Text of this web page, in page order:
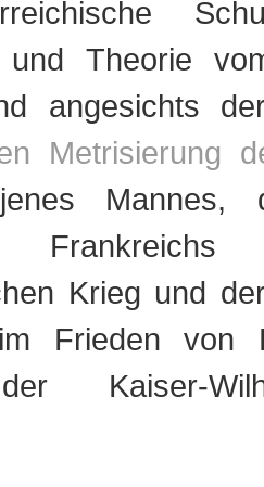
und Theorie
angesichts
Metrisierung
Krieg und
Frieden von
Kaiser-